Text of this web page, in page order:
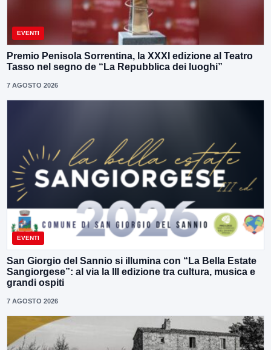
EVENTI
Premio Penisola Sorrentina, la XXXI edizione al Teatro
Tasso nel segno de “La Repubblica dei luoghi”
7 AGOSTO 2026
EVENTI
San Giorgio del Sannio si illumina con “La Bella Estate
Sangiorgese”: al via la III edizione tra cultura, musica e
grandi ospiti
7 AGOSTO 2026